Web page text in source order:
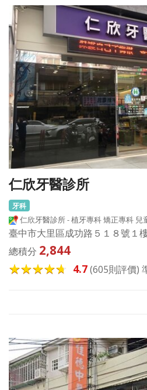
仁欣牙醫診所
牙科
仁欣牙醫診所 - 植牙專科 矯正專科 兒
臺中市大里區成功路５１８號１
總積分 2,844
4.7(605則評價)